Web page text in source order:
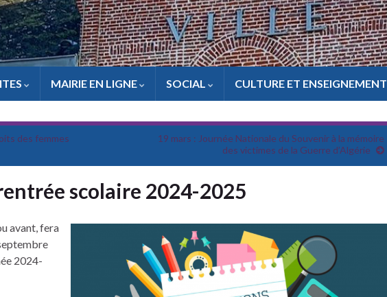
MAIRIE EN LIGNE SOCIAL CULTURE ET ENSEIGNEMENT
des femmes
19 mars : Journée Nationale du Souvenir à la mémoire
des victimes de la Guerre d’Algérie
scolaire 2024-2025
avant, fera
2024-